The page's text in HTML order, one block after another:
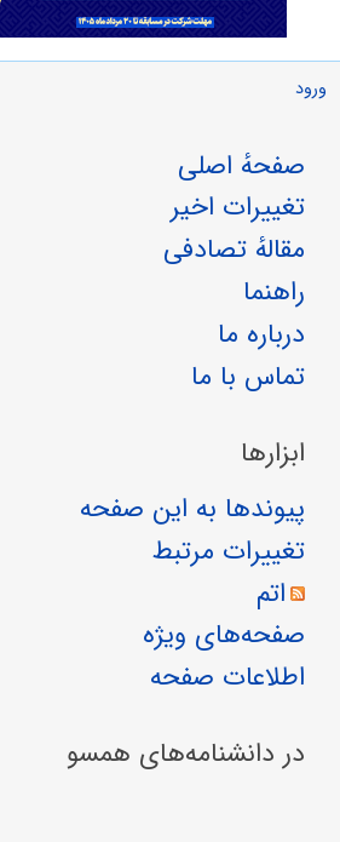
ورود
صفحهٔ اصلی
تغییرات اخیر
مقالهٔ تصادفی
راهنما
درباره ما
تماس با ما
ابزارها
پیوندها به این صفحه
تغییرات مرتبط
اتم
صفحه‌های ویژه
اطلاعات صفحه
در دانشنامه‌های همسو